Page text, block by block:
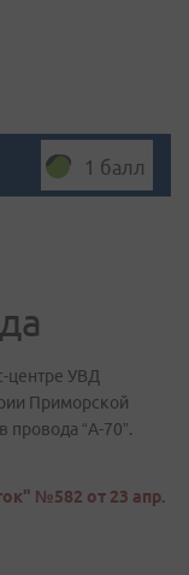
1 балл
центре УВД
Приморской
“А-70”.
№582 от 23 апр.